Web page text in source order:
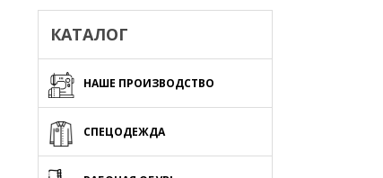
КАТАЛОГ
НАШЕ ПРОИЗВОДСТВО
СПЕЦОДЕЖДА